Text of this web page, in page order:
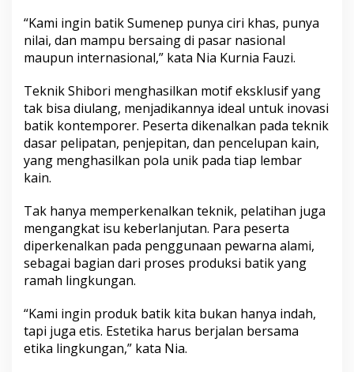
“Kami ingin batik Sumenep punya ciri khas, punya
nilai, dan mampu bersaing di pasar nasional
maupun internasional,” kata Nia Kurnia Fauzi.
Teknik Shibori menghasilkan motif eksklusif yang
tak bisa diulang, menjadikannya ideal untuk inovasi
batik kontemporer. Peserta dikenalkan pada teknik
dasar pelipatan, penjepitan, dan pencelupan kain,
yang menghasilkan pola unik pada tiap lembar
kain.
Tak hanya memperkenalkan teknik, pelatihan juga
mengangkat isu keberlanjutan. Para peserta
diperkenalkan pada penggunaan pewarna alami,
sebagai bagian dari proses produksi batik yang
ramah lingkungan.
“Kami ingin produk batik kita bukan hanya indah,
tapi juga etis. Estetika harus berjalan bersama
etika lingkungan,” kata Nia.